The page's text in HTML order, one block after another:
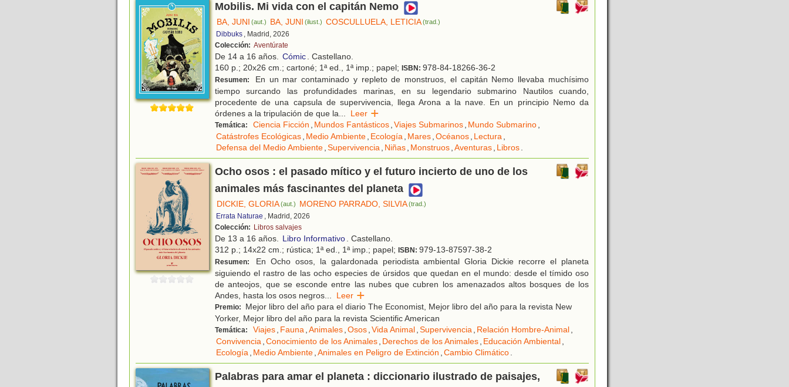
Mobilis. Mi vida con el capitán Nemo
BA, JUNI (aut.) BA, JUNI (ilust.) COSCULLUELA, LETICIA(trad.)
Dibbuks , Madrid, 2026
Colección: Aventúrate
De 14 a 16 años. Cómic. Castellano.
160 p.; 20x26 cm.; cartoné; 1ª ed., 1ª imp.; papel; ISBN: 978-84-18266-36-2
Resumen:
En un mar contaminado y repleto de monstruos, el capitán Nemo llevaba muchísimo
tiempo surcando las profundidades marinas, en su legendario submarino Nautilos cuando,
procedente de una capsula de supervivencia, llega Arona a la nave. En un principio Nemo da
órdenes a la tripulación de que la... Leer
Temática: Ciencia Ficción , Mundos Fantásticos,Viajes Submarinos, Mundo Submarino,
Catástrofes Ecológicas, Medio Ambiente, Ecología, Mares,Océanos, Lectura,
Defensa del Medio Ambiente,Supervivencia, Niñas, Monstruos,Aventuras, Libros.
Ocho osos : el pasado mítico y el futuro incierto de uno de los
animales más fascinantes del planeta
DICKIE, GLORIA(aut.) MORENO PARRADO, SILVIA(trad.)
Errata Naturae , Madrid, 2026
Colección: Libros salvajes
De 13 a 16 años. Libro Informativo. Castellano.
312 p.; 14x22 cm.; rústica; 1ª ed., 1ª imp.; papel; ISBN: 979-13-87597-38-2
Resumen:
En Ocho osos, la galardonada periodista ambiental Gloria Dickie recorre el planeta
siguiendo el rastro de las ocho especies de úrsidos que quedan en el mundo: desde el tímido oso
de anteojos, que se esconde entre las nubes que cubren los amenazados altos bosques de los
Andes, hasta los osos negros... Leer
Premio:
Mejor libro del año para el diario The Economist, Mejor libro del año para la revista New
Yorker, Mejor libro del año para la revista Scientific American
Temática: Viajes, Fauna,Animales,Osos,Vida Animal,Supervivencia, Relación Hombre-Animal,
Convivencia,Conocimiento de los Animales, Derechos de los Animales, Educación Ambiental,
Ecología, Medio Ambiente,Animales en Peligro de Extinción ,Cambio Climático.
Palabras para amar el planeta : diccionario ilustrado de paisajes,